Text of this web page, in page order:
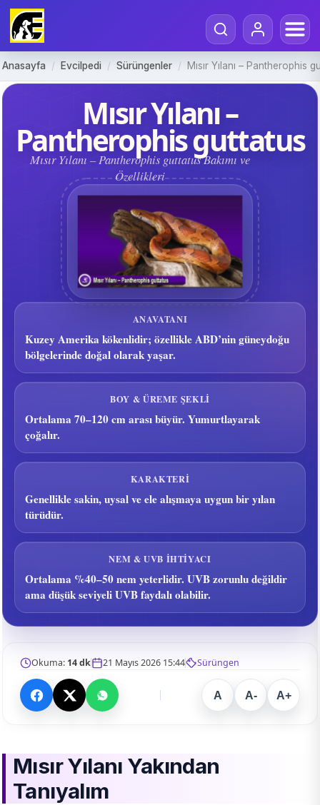
Anasayfa / Evcilpedi / Sürüngenler / Mısır Yılanı – Pantherophis
Mısır Yılanı –
Pantherophis guttatus
Mısır Yılanı – Pantherophis guttatus Bakımı ve
Özellikleri
ANAVATANI
Kuzey Amerika kökenlidir; özellikle ABD’nin güneydoğu
bölgelerinde doğal olarak yaşar.
BOY & ÜREME ŞEKLI
Ortalama 70–120 cm arası büyür. Yumurtlayarak
çoğalır.
KARAKTERI
Genellikle sakin, uysal ve ele alışmaya uygun bir yılan
türüdür.
NEM & UVB İHTIYACI
Ortalama %40–50 nem yeterlidir. UVB zorunlu değildir
ama düşük seviyeli UVB faydalı olabilir.
Okuma: 14 dk 21 Mayıs 2026 15:44 Sürüngen
A A- A+
Mısır Yılanı Yakından
Tanıyalım